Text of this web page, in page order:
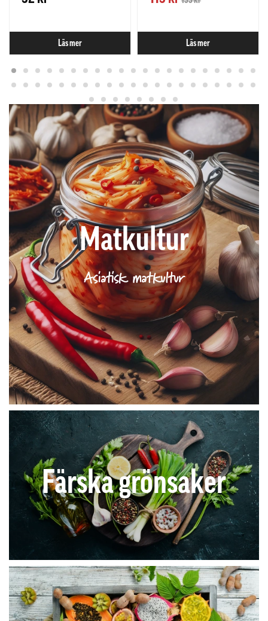
Läs mer Läs mer
Matkultur
Asiatisk matkultur
Färska grönsaker